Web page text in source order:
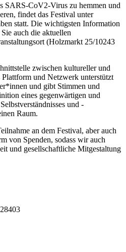
SARS-CoV2-Virus zu hemmen und
findet das Festival unter
statt. Die wichtigsten Information
auch die aktuellen
(Holzmarkt 25/10243
zwischen kultureller und
und Netzwerk unterstützt
und gibt Stimmen und
eines gegenwärtigen und
und -
Raum.
an dem Festival, aber auch
von Spenden, sodass wir auch
und gesellschaftliche Mitgestaltung